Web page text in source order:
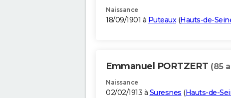
Naissance
18/09/1901 à Puteaux(Hauts-de-
Emmanuel PORTZERT (85
Naissance
02/02/1913 à Suresnes (Hauts-de-